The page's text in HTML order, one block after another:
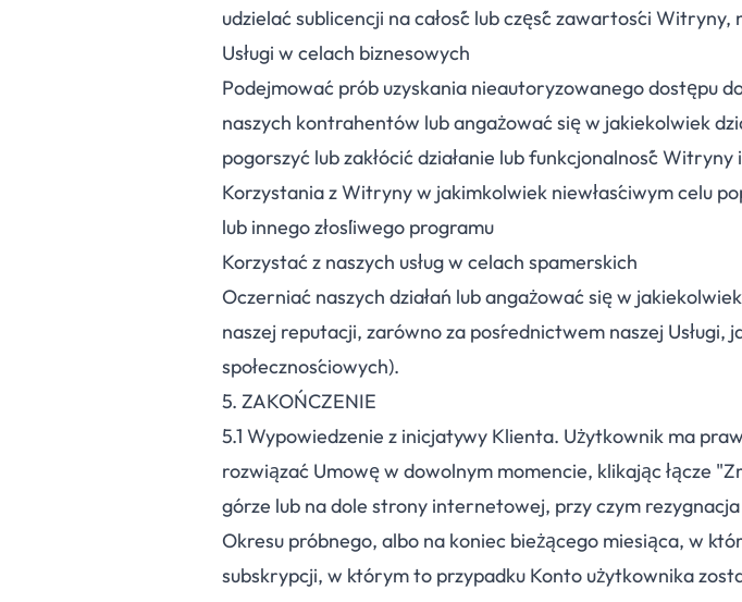
udzielać sublicencji na całość lub część zawartości Witryny,
Usługi w celach biznesowych
Podejmować prób uzyskania nieautoryzowanego dostępu
naszych kontrahentów lub angażować się w jakiekolwiek
pogorszyć lub zakłócić działanie lub funkcjonalność Witryny i
Korzystania z Witryny w jakimkolwiek niewłaściwym celu
lub innego złośliwego programu
Korzystać z naszych usług w celach spamerskich
Oczerniać naszych działań lub angażować się w
naszej reputacji, zarówno za pośrednictwem naszej Usługi,
społecznościowych).
5. ZAKOŃCZENIE
5.1 Wypowiedzenie z inicjatywy Klienta. Użytkownik ma
rozwiązać Umowę w dowolnym momencie, klikając łącze
górze lub na dole strony internetowej, przy czym
Okresu próbnego, albo na koniec bieżącego miesiąca, w
subskrypcji, w którym to przypadku Konto użytkownika